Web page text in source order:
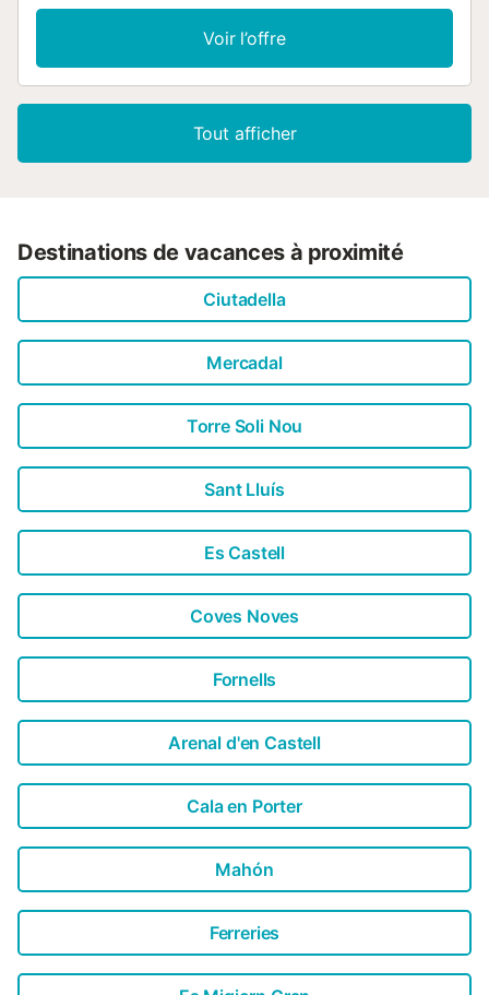
Voir l’offre
Tout afficher
Destinations de vacances à proximité
Ciutadella
Mercadal
Torre Soli Nou
Sant Lluís
Es Castell
Coves Noves
Fornells
Arenal d'en Castell
Cala en Porter
Mahón
Ferreries